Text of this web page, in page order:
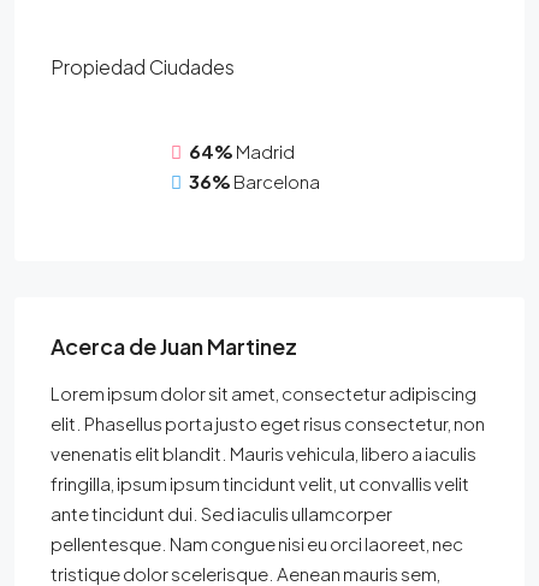
Propiedad Ciudades
64% Madrid
36% Barcelona
Acerca de Juan Martinez
Lorem ipsum dolor sit amet, consectetur adipiscing
elit. Phasellus porta justo eget risus consectetur, non
venenatis elit blandit. Mauris vehicula, libero a iaculis
fringilla, ipsum ipsum tincidunt velit, ut convallis velit
ante tincidunt dui. Sed iaculis ullamcorper
pellentesque. Nam congue nisi eu orci laoreet, nec
tristique dolor scelerisque. Aenean mauris sem,